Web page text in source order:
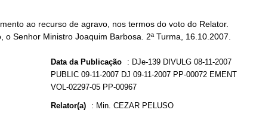
ao recurso de agravo, nos termos do voto do Relator.
Senhor Ministro Joaquim Barbosa. 2ª Turma, 16.10.2007.
Data da Publicação : DJe-139 DIVULG 08-11-2007
PUBLIC 09-11-2007 DJ 09-11-2007 PP-00072 EMENT
VOL-02297-05 PP-00967
Relator(a) : Min. CEZAR PELUSO